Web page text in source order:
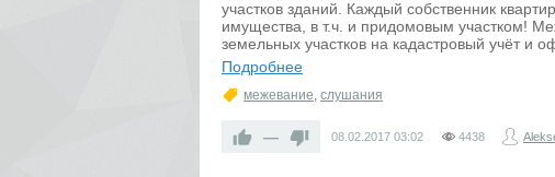
участков зданий. Каждый собственник
имущества, в т.ч. и придомовым участком!
земельных участков на кадастровый учёт и
Подробнее
межевание, слушания
— 08.02.2017 03:02 4438